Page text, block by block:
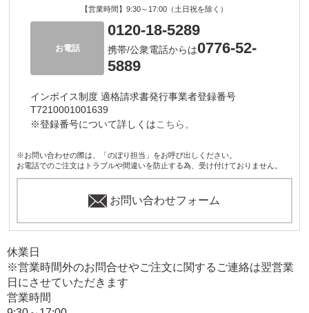
【営業時間】9:30～17:00（土日祝を除く）
お電話
0120-18-5289
携帯/公衆電話からは0776-52-
5889
インボイス制度 適格請求書発行事業者登録番号
T7210001001639
※登録番号について詳しくはこちら。
※お問い合わせの際は、「のぼり担当」をお呼び出しください。
お電話でのご注文はトラブルや間違いを防止する為、受け付けておりません。
お問い合わせフォーム
休業日
※営業時間外のお問合せやご注文に関するご連絡は翌営業
日にさせていただきます
営業時間